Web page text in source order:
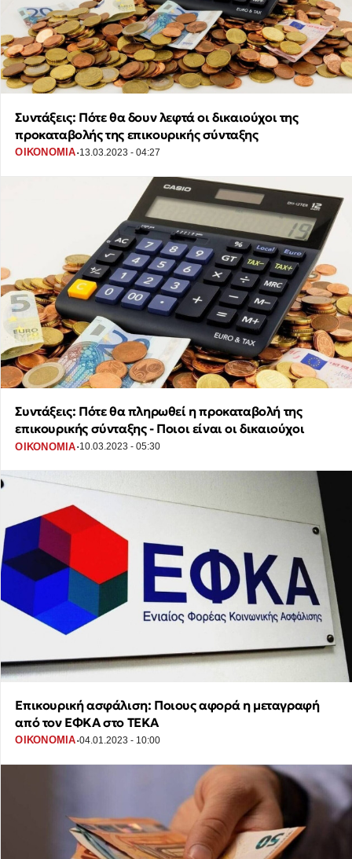
Συντάξεις: Πότε θα δουν λεφτά οι δικαιούχοι της
προκαταβολής της επικουρικής σύνταξης
ΟΙΚΟΝΟΜΙΑ·13.03.2023 - 04:27
Συντάξεις: Πότε θα πληρωθεί η προκαταβολή της
επικουρικής σύνταξης - Ποιοι είναι οι δικαιούχοι
ΟΙΚΟΝΟΜΙΑ·10.03.2023 - 05:30
Επικουρική ασφάλιση: Ποιους αφορά η μεταγραφή
από τον ΕΦΚΑ στο ΤΕΚΑ
ΟΙΚΟΝΟΜΙΑ·04.01.2023 - 10:00